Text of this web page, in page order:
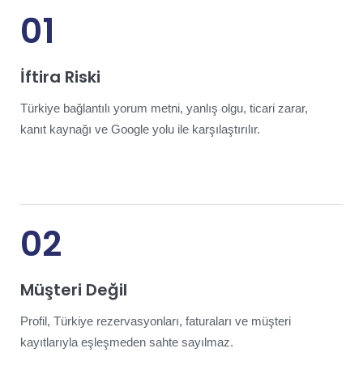
01
İftira Riski
Türkiye bağlantılı yorum metni, yanlış olgu, ticari zarar,
kanıt kaynağı ve Google yolu ile karşılaştırılır.
02
Müşteri Değil
Profil, Türkiye rezervasyonları, faturaları ve müşteri
kayıtlarıyla eşleşmeden sahte sayılmaz.